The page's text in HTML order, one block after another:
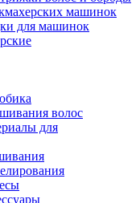
машинок
для машинок
волос
для